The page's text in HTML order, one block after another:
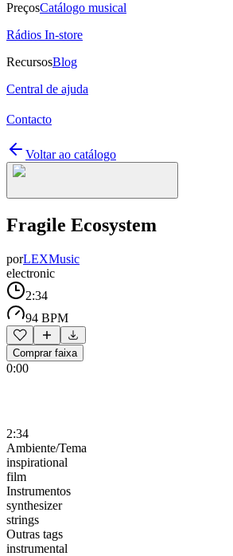
PreçosCatálogo musical
Rádios In-store
RecursosBlog
Central de ajuda
Contacto
Voltar ao catálogo
Fragile Ecosystem
porLEXMusic
electronic
2:34
94 BPM
Comprar faixa
0:00
2:34
Ambiente/Tema
inspirational
film
Instrumentos
synthesizer
strings
Outras tags
instrumental